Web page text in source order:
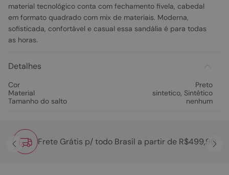
material tecnológico conta com fechamento fivela, cabedal
em formato quadrado com mix de materiais. Moderna,
sofisticada, confortável e casual essa sandália é para todas
as horas.
Detalhes
Cor
Preto
Material
sintetico, Sintético
Tamanho do salto
nenhum
Frete Grátis p/ todo Brasil a partir de R$499,90